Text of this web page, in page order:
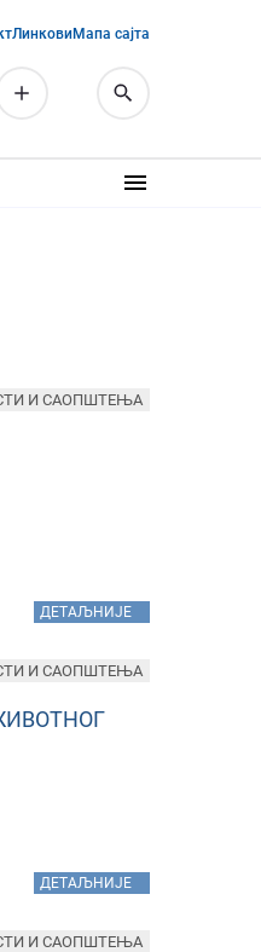
ЛинковиМапа сајта
ДЕТАЉНИЈЕ
И САОПШТЕЊА
ДЕТАЉНИЈЕ
И САОПШТЕЊА
И САОПШТЕЊА